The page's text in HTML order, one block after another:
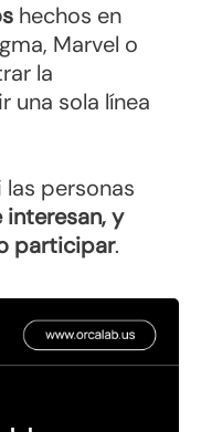
hechos en
Marvel o
la
una sola línea
personas
y
participar.